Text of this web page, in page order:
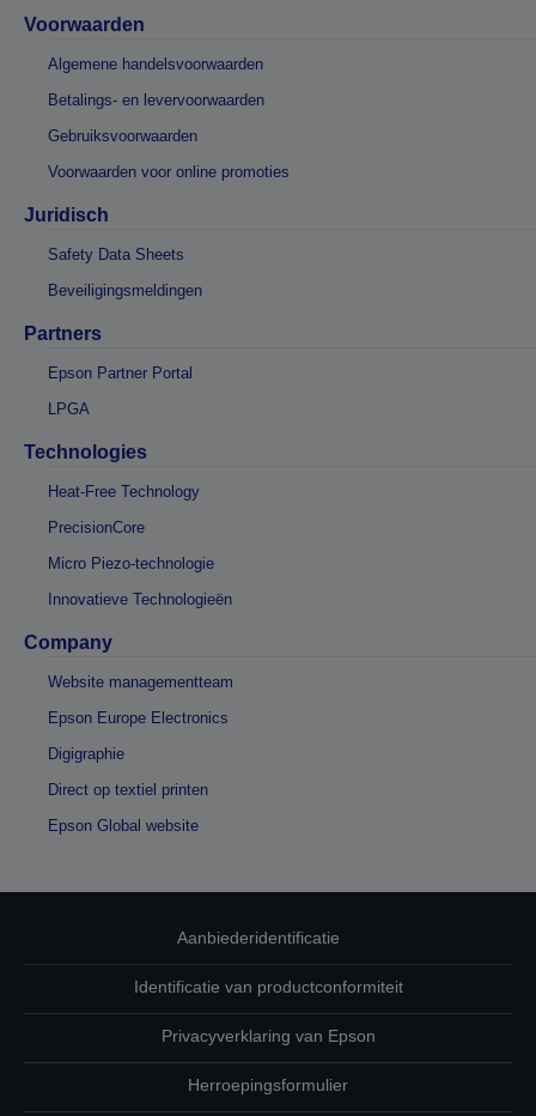
Voorwaarden
Algemene handelsvoorwaarden
Betalings- en levervoorwaarden
Gebruiksvoorwaarden
Voorwaarden voor online promoties
Juridisch
Safety Data Sheets
Beveiligingsmeldingen
Partners
Epson Partner Portal
LPGA
Technologies
Heat-Free Technology
PrecisionCore
Micro Piezo-technologie
Innovatieve Technologieën
Company
Website managementteam
Epson Europe Electronics
Digigraphie
Direct op textiel printen
Epson Global website
Aanbiederidentificatie
Identificatie van productconformiteit
Privacyverklaring van Epson
Herroepingsformulier